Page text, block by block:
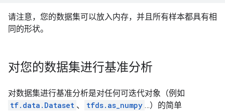
请注意，您的数据集可以放入内存，并且所有样本都具有相
同的形状。
对您的数据集进行基准分析
对数据集进行基准分析是对任何可迭代对象（例如
tf.data.Dataset 、 tfds.as_numpy …）的简单